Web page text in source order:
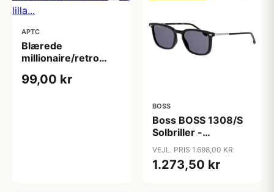
APTC
Blærede
millionaire/retro
99,00 kr
BOSS
Boss BOSS 1308/S
Solbriller -
Firkantede Sort
VEJL. PRIS 1.698,00 KR
1.273,50 kr